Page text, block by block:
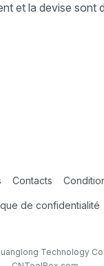
et la devise sont
Contacts
de confidentialité
Technology